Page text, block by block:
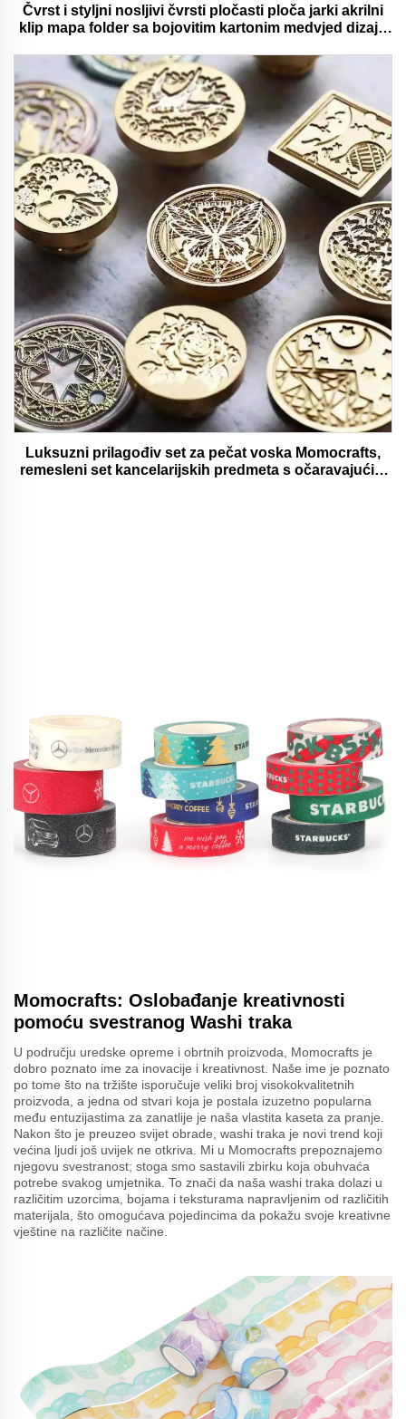
Čvrst i styljni nosljivi čvrsti pločasti ploča jarki akrilni
klip mapa folder sa bojovitim kartonim medvjed dizajn
Luksuzni prilagođiv set za pečat voska Momocrafts,
remesleni set kancelarijskih predmeta s očaravajućim
Momocrafts: Oslobađanje kreativnosti
pomoću svestranog Washi traka
U području uredske opreme i obrtnih proizvoda, Momocrafts je
dobro poznato ime za inovacije i kreativnost. Naše ime je poznato
po tome što na tržište isporučuje veliki broj visokokvalitetnih
proizvoda, a jedna od stvari koja je postala izuzetno popularna
među entuzijastima za zanatlije je naša vlastita kaseta za pranje.
Nakon što je preuzeo svijet obrade, washi traka je novi trend koji
većina ljudi još uvijek ne otkriva. Mi u Momocrafts prepoznajemo
njegovu svestranost; stoga smo sastavili zbirku koja obuhvaća
potrebe svakog umjetnika. To znači da naša washi traka dolazi u
različitim uzorcima, bojama i teksturama napravljenim od različitih
materijala, što omogućava pojedincima da pokažu svoje kreativne
vještine na različite načine.